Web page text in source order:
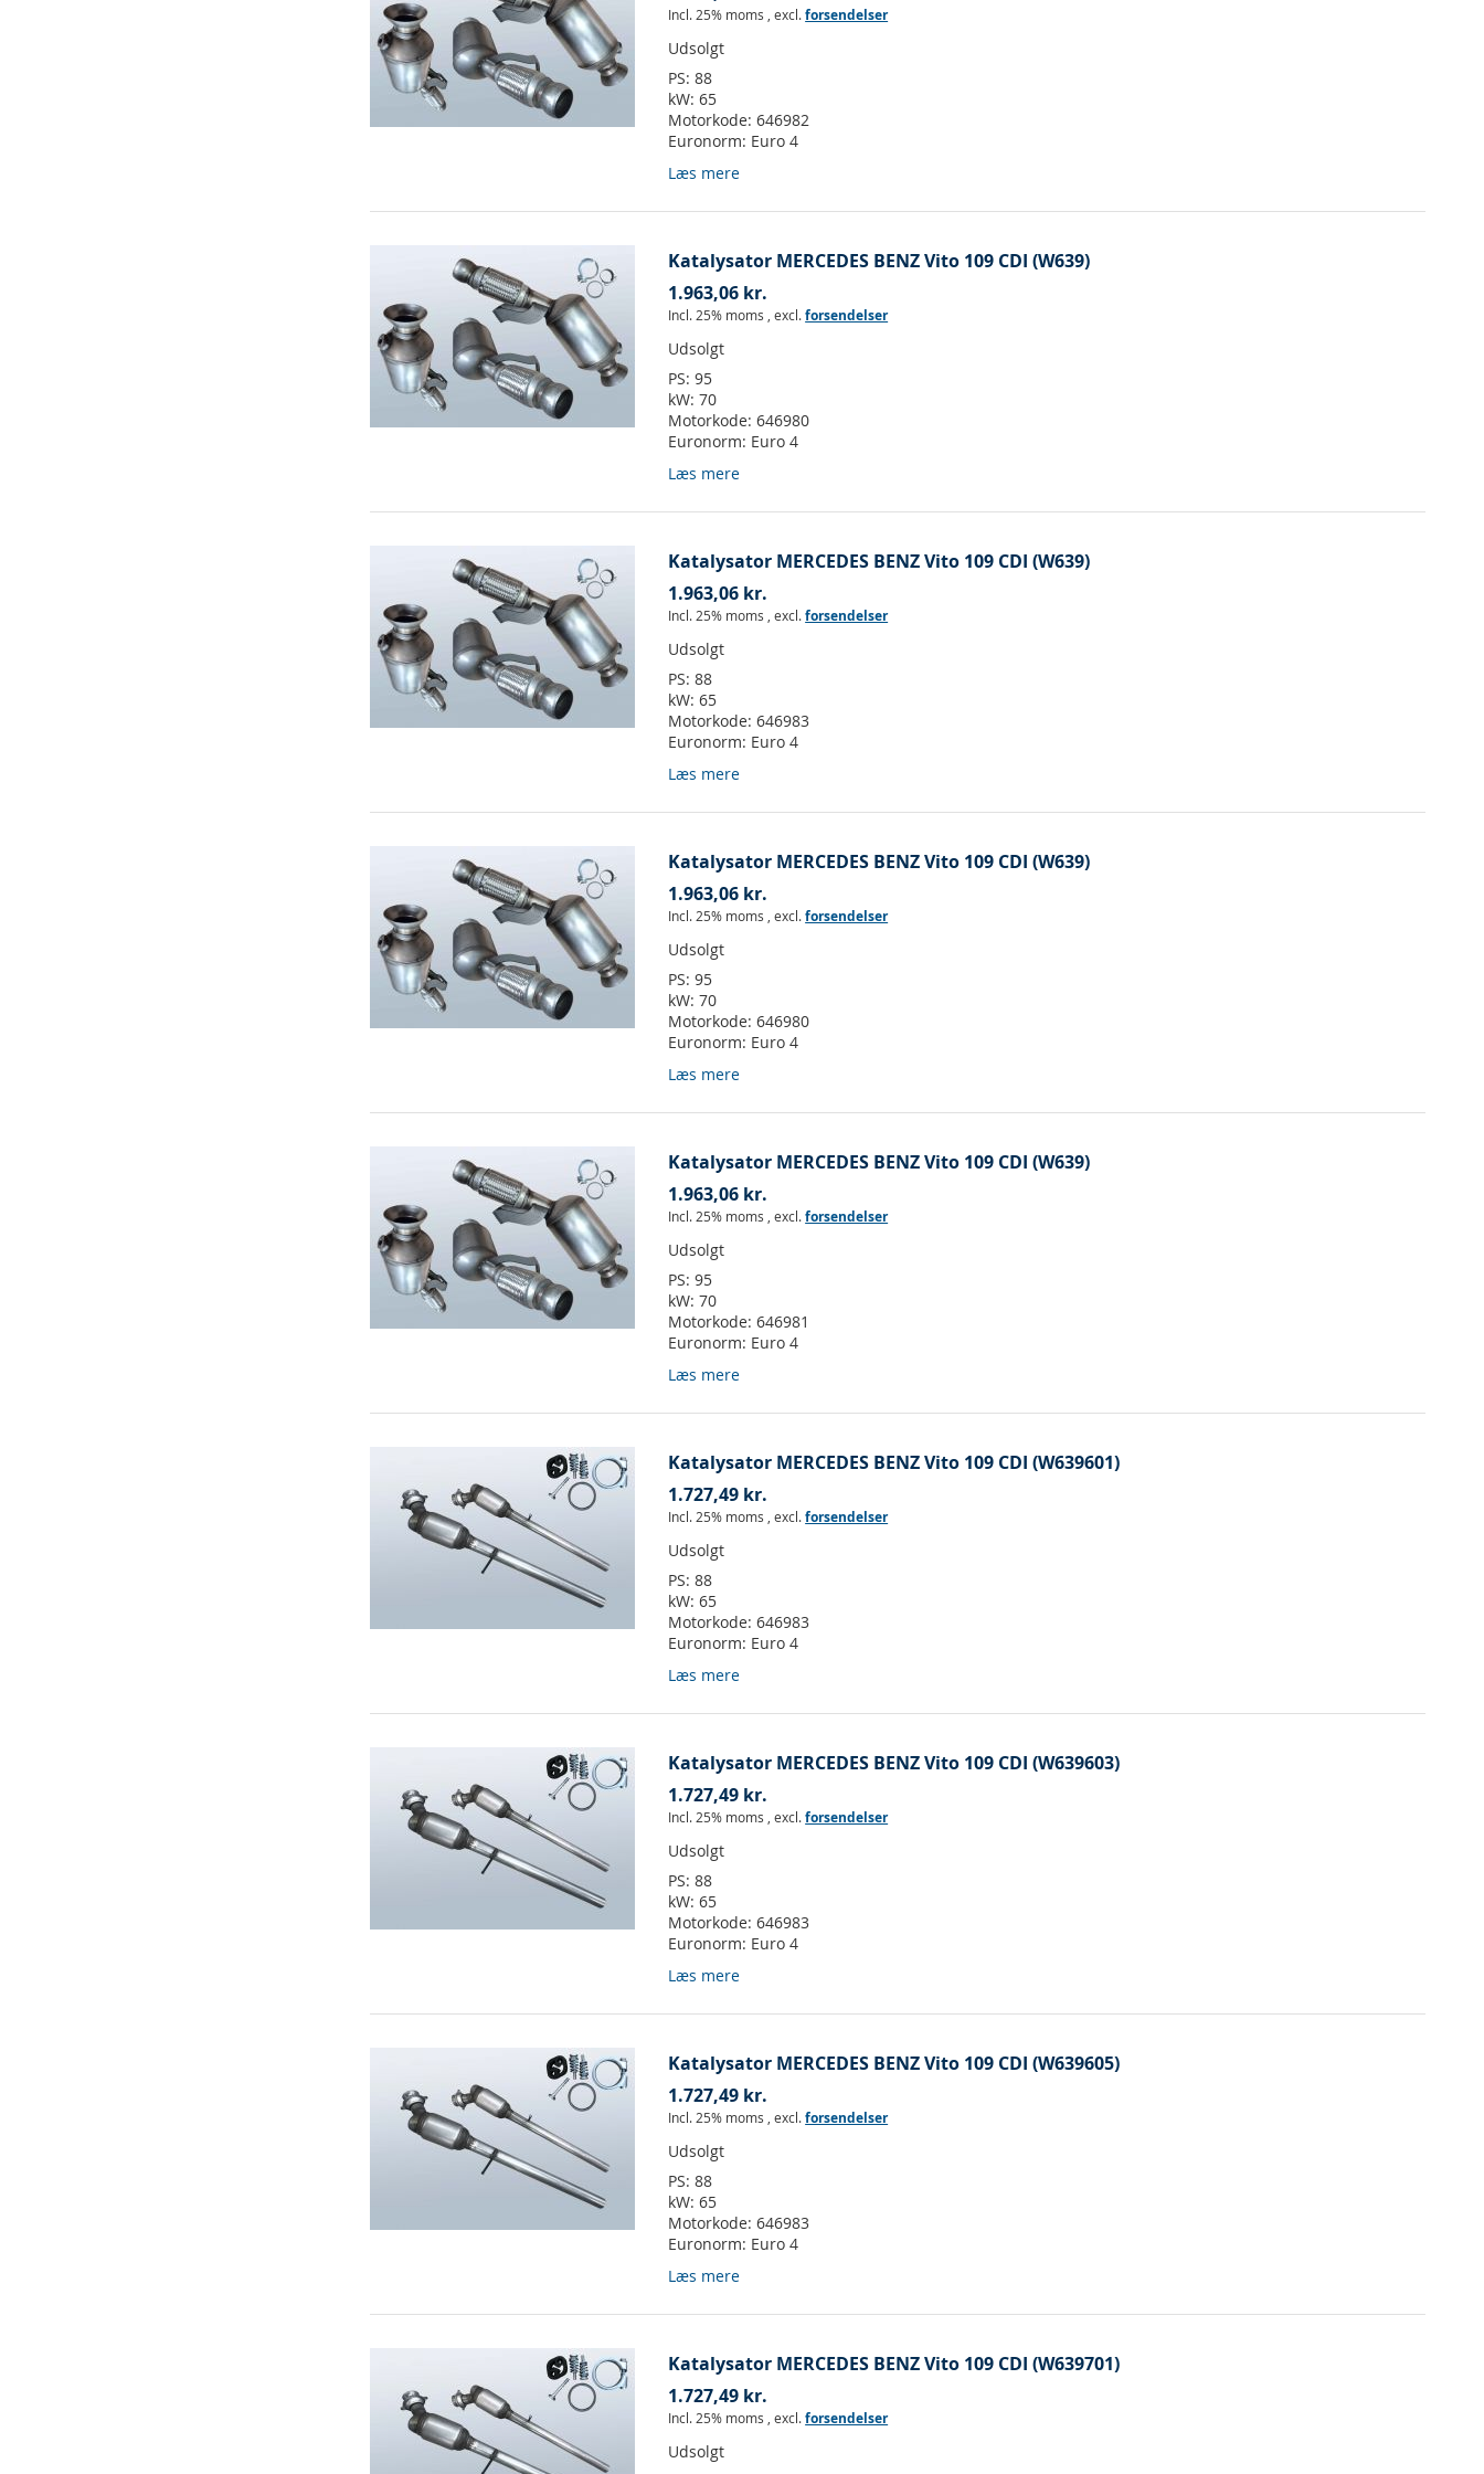
Incl. 25% moms ,excl.forsendelser
Udsolgt
PS:88
kW:65
Motorkode:646982
Euronorm: Euro 4
Læs mere
Katalysator MERCEDES BENZ Vito 109 CDI (W639)
1.963,06 kr.
Incl. 25% moms ,excl.forsendelser
Udsolgt
PS:95
kW:70
Motorkode:646980
Euronorm: Euro 4
Læs mere
Katalysator MERCEDES BENZ Vito 109 CDI (W639)
1.963,06 kr.
Incl. 25% moms ,excl.forsendelser
Udsolgt
PS:88
kW:65
Motorkode:646983
Euronorm: Euro 4
Læs mere
Katalysator MERCEDES BENZ Vito 109 CDI (W639)
1.963,06 kr.
Incl. 25% moms ,excl.forsendelser
Udsolgt
PS:95
kW:70
Motorkode:646980
Euronorm: Euro 4
Læs mere
Katalysator MERCEDES BENZ Vito 109 CDI (W639)
1.963,06 kr.
Incl. 25% moms ,excl.forsendelser
Udsolgt
PS:95
kW:70
Motorkode:646981
Euronorm: Euro 4
Læs mere
Katalysator MERCEDES BENZ Vito 109 CDI (W639601)
1.727,49 kr.
Incl. 25% moms ,excl.forsendelser
Udsolgt
PS:88
kW:65
Motorkode:646983
Euronorm: Euro 4
Læs mere
Katalysator MERCEDES BENZ Vito 109 CDI (W639603)
1.727,49 kr.
Incl. 25% moms ,excl.forsendelser
Udsolgt
PS:88
kW:65
Motorkode:646983
Euronorm: Euro 4
Læs mere
Katalysator MERCEDES BENZ Vito 109 CDI (W639605)
1.727,49 kr.
Incl. 25% moms ,excl.forsendelser
Udsolgt
PS:88
kW:65
Motorkode:646983
Euronorm: Euro 4
Læs mere
Katalysator MERCEDES BENZ Vito 109 CDI (W639701)
1.727,49 kr.
Incl. 25% moms ,excl.forsendelser
Udsolgt